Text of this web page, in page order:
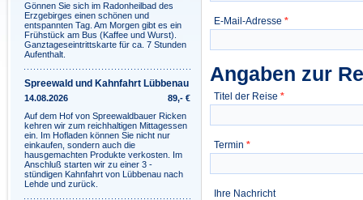
E-Mail-Adresse *
Angaben zur
Titel der Reise *
Termin *
Ihre Nachricht
Gönnen Sie sich im Radonheilbad des
Erzgebirges einen schönen und
entspannten Tag. Am Morgen gibt es ein
Frühstück am Bus (Kaffee und Wurst).
Ganztageseintrittskarte für ca. 7 Stunden
Aufenthalt.
Spreewald und Kahnfahrt Lübbenau
14.08.2026
89,- €
Auf dem Hof von Spreewaldbauer Ricken
kehren wir zum reichhaltigen Mittagessen
ein. Im Hofladen können Sie nicht nur
einkaufen, sondern auch die
hausgemachten Produkte verkosten. Im
Anschluß starten wir zu einer 3 -
stündigen Kahnfahrt von Lübbenau nach
Lehde und zurück.